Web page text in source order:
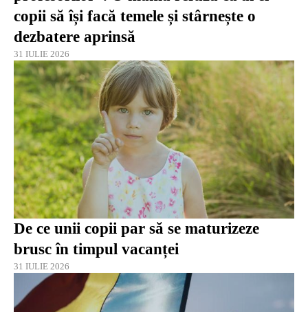
copii să își facă temele și stârnește o
dezbatere aprinsă
31 IULIE 2026
De ce unii copii par să se maturizeze
brusc în timpul vacanței
31 IULIE 2026